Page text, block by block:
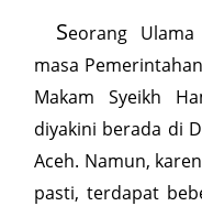
Seorang
masa
Makam Syeikh
diyakini berada di
Aceh. Namun,
pasti, terdapat